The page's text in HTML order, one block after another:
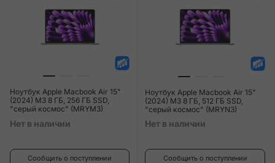
Ноутбук Apple Macbook Air 15"
(2024) M3 8 ГБ, 256 ГБ SSD,
"серый космос" (MRYM3)
Нет в наличии
Сообщить о поступлении
Ноутбук Apple Macbook Air 15"
(2024) M3 8 ГБ, 512 ГБ SSD,
"серый космос" (MRYN3)
Нет в наличии
Сообщить о поступлении